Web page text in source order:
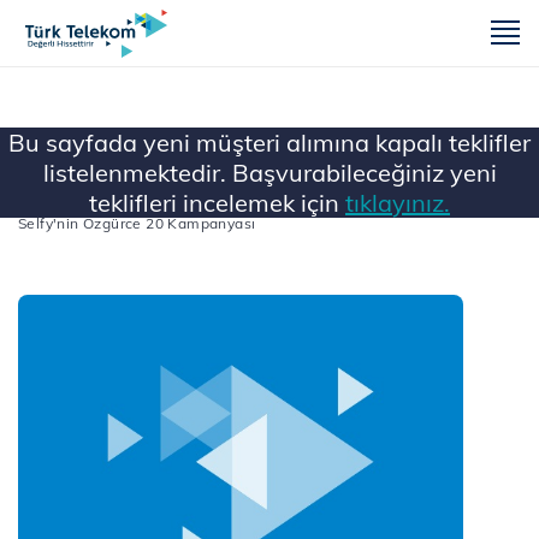
Bu sayfada yeni müşteri alımına kapalı teklifler
listelenmektedir. Başvurabileceğiniz yeni
teklifleri incelemek için tıklayınız.
Ana Sayfa ...
Tüm Faturalı Kampanyalar
Selfy'nin Özgürce 20 Kampanyası